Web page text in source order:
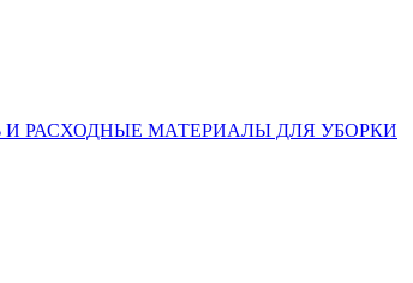
РАСХОДНЫЕ МАТЕРИАЛЫ ДЛЯ УБОРКИ